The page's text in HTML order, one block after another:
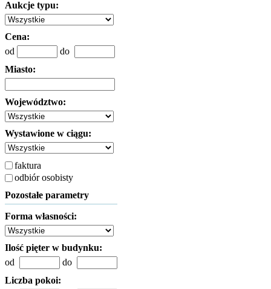
Aukcje typu:
Cena:
od
do
Miasto:
Województwo:
Wystawione w ciągu:
faktura
odbiór osobisty
Pozostałe parametry
Forma własności:
Ilość pięter w budynku:
od
do
Liczba pokoi: